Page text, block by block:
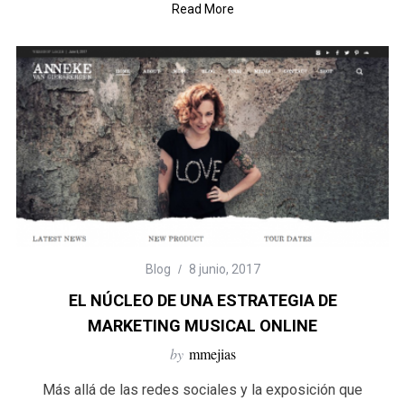
Read More
Blog 8 junio, 2017
EL NÚCLEO DE UNA ESTRATEGIA DE
MARKETING MUSICAL ONLINE
by mmejias
Más allá de las redes sociales y la exposición que